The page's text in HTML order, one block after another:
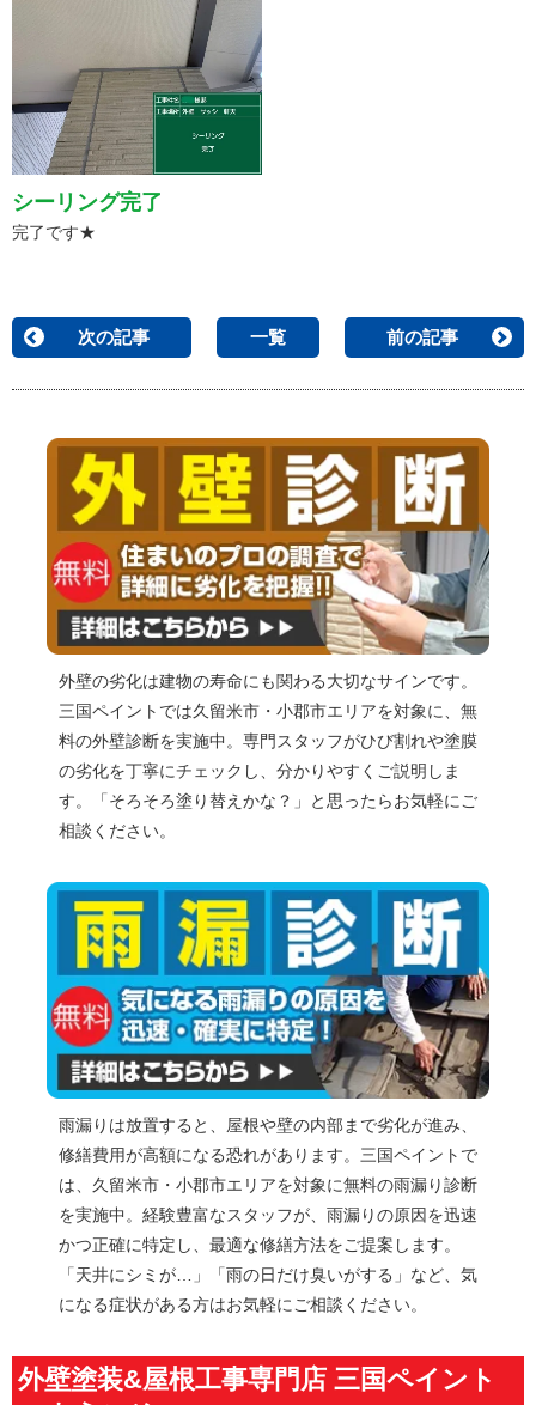
シーリング完了
完了です★
次の記事 一覧 前の記事
外壁の劣化は建物の寿命にも関わる大切なサインです。
三国ペイントでは久留米市・小郡市エリアを対象に、無
料の外壁診断を実施中。専門スタッフがひび割れや塗膜
の劣化を丁寧にチェックし、分かりやすくご説明しま
す。「そろそろ塗り替えかな？」と思ったらお気軽にご
相談ください。
雨漏りは放置すると、屋根や壁の内部まで劣化が進み、
修繕費用が高額になる恐れがあります。三国ペイントで
は、久留米市・小郡市エリアを対象に無料の雨漏り診断
を実施中。経験豊富なスタッフが、雨漏りの原因を迅速
かつ正確に特定し、最適な修繕方法をご提案します。
「天井にシミが…」「雨の日だけ臭いがする」など、気
になる症状がある方はお気軽にご相談ください。
外壁塗装&屋根工事専門店 三国ペイント